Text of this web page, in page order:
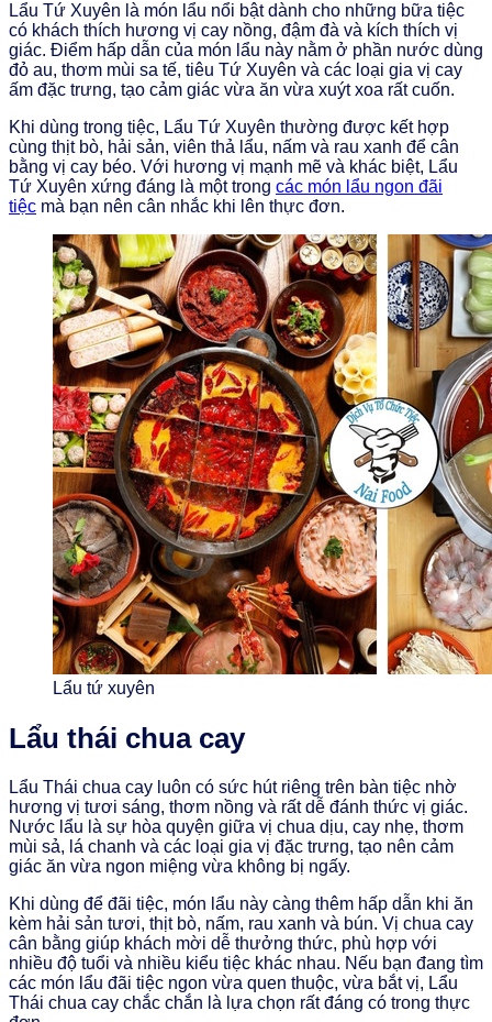
Lẩu Tứ Xuyên là món lẩu nổi bật dành cho những bữa tiệc
có khách thích hương vị cay nồng, đậm đà và kích thích vị
giác. Điểm hấp dẫn của món lẩu này nằm ở phần nước dùng
đỏ au, thơm mùi sa tế, tiêu Tứ Xuyên và các loại gia vị cay
ấm đặc trưng, tạo cảm giác vừa ăn vừa xuýt xoa rất cuốn.
Khi dùng trong tiệc, Lẩu Tứ Xuyên thường được kết hợp
cùng thịt bò, hải sản, viên thả lẩu, nấm và rau xanh để cân
bằng vị cay béo. Với hương vị mạnh mẽ và khác biệt, Lẩu
Tứ Xuyên xứng đáng là một trong các món lẩu ngon đãi
tiệc mà bạn nên cân nhắc khi lên thực đơn.
Lẩu tứ xuyên
Lẩu thái chua cay
Lẩu Thái chua cay luôn có sức hút riêng trên bàn tiệc nhờ
hương vị tươi sáng, thơm nồng và rất dễ đánh thức vị giác.
Nước lẩu là sự hòa quyện giữa vị chua dịu, cay nhẹ, thơm
mùi sả, lá chanh và các loại gia vị đặc trưng, tạo nên cảm
giác ăn vừa ngon miệng vừa không bị ngấy.
Khi dùng để đãi tiệc, món lẩu này càng thêm hấp dẫn khi ăn
kèm hải sản tươi, thịt bò, nấm, rau xanh và bún. Vị chua cay
cân bằng giúp khách mời dễ thưởng thức, phù hợp với
nhiều độ tuổi và nhiều kiểu tiệc khác nhau. Nếu bạn đang tìm
các món lẩu đãi tiệc ngon vừa quen thuộc, vừa bắt vị, Lẩu
Thái chua cay chắc chắn là lựa chọn rất đáng có trong thực